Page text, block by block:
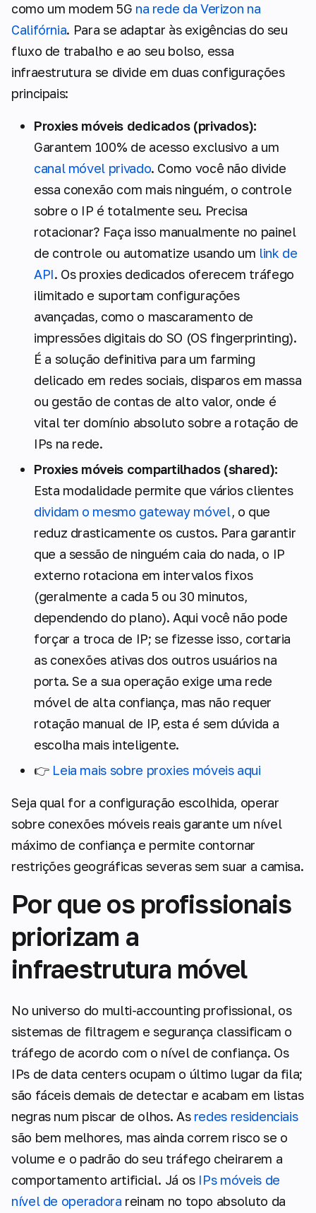
como um modem 5G na rede da Verizon na
Califórnia. Para se adaptar às exigências do seu
fluxo de trabalho e ao seu bolso, essa
infraestrutura se divide em duas configurações
principais:
Proxies móveis dedicados (privados):
Garantem 100% de acesso exclusivo a um
canal móvel privado. Como você não divide
essa conexão com mais ninguém, o controle
sobre o IP é totalmente seu. Precisa
rotacionar? Faça isso manualmente no painel
de controle ou automatize usando um link de
API. Os proxies dedicados oferecem tráfego
ilimitado e suportam configurações
avançadas, como o mascaramento de
impressões digitais do SO (OS fingerprinting).
É a solução definitiva para um farming
delicado em redes sociais, disparos em massa
ou gestão de contas de alto valor, onde é
vital ter domínio absoluto sobre a rotação de
IPs na rede.
Proxies móveis compartilhados (shared):
Esta modalidade permite que vários clientes
dividam o mesmo gateway móvel, o que
reduz drasticamente os custos. Para garantir
que a sessão de ninguém caia do nada, o IP
externo rotaciona em intervalos fixos
(geralmente a cada 5 ou 30 minutos,
dependendo do plano). Aqui você não pode
forçar a troca de IP; se fizesse isso, cortaria
as conexões ativas dos outros usuários na
porta. Se a sua operação exige uma rede
móvel de alta confiança, mas não requer
rotação manual de IP, esta é sem dúvida a
escolha mais inteligente.
👉 Leia mais sobre proxies móveis aqui
Seja qual for a configuração escolhida, operar
sobre conexões móveis reais garante um nível
máximo de confiança e permite contornar
restrições geográficas severas sem suar a camisa.
Por que os profissionais
priorizam a
infraestrutura móvel
No universo do multi-accounting profissional, os
sistemas de filtragem e segurança classificam o
tráfego de acordo com o nível de confiança. Os
IPs de data centers ocupam o último lugar da fila;
são fáceis demais de detectar e acabam em listas
negras num piscar de olhos. As redes residenciais
são bem melhores, mas ainda correm risco se o
volume e o padrão do seu tráfego cheirarem a
comportamento artificial. Já os IPs móveis de
nível de operadora reinam no topo absoluto da